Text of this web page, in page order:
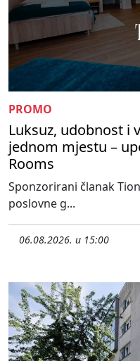
PROMO
Luksuz, udobnost i
jednom mjestu –
Rooms
Sponzorirani članak
poslovne g...
06.08.2026. u 15:00